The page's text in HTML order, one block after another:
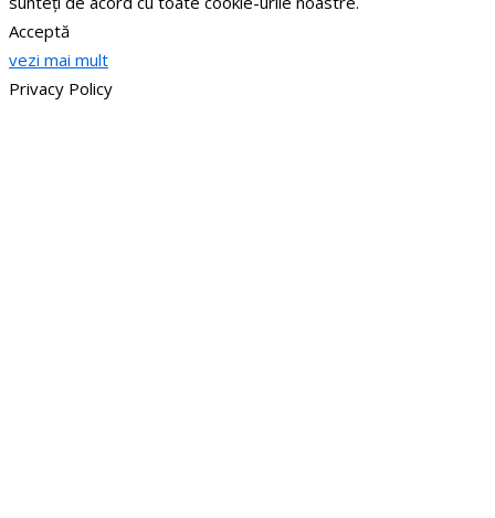
Acceptă
vezi mai mult
Privacy Policy